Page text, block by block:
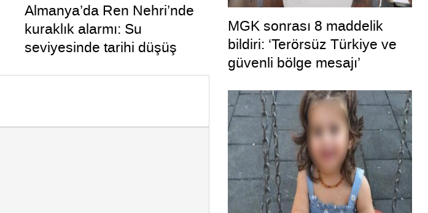
Almanya’da Ren Nehri’nde
kuraklık alarmı: Su
seviyesinde tarihi düşüş
MGK sonrası 8 maddelik
bildiri: ‘Terörsüz Türkiye ve
güvenli bölge mesajı’